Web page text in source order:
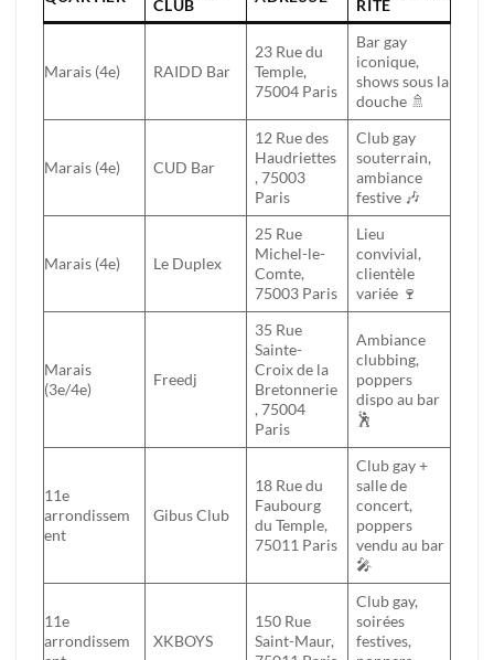
CLUB
RITÉ
Marais (4e) RAIDD Bar
23 Rue du
Temple,
75004 Paris
Bar gay
iconique,
shows sous la
douche 🚿
Marais (4e) CUD Bar
12 Rue des
Haudriettes
, 75003
Paris
Club gay
souterrain,
ambiance
festive 🎶
Marais (4e) Le Duplex
25 Rue
Michel-le-
Comte,
75003 Paris
Lieu
convivial,
clientèle
variée 🍷
Marais
(3e/4e)
Freedj
35 Rue
Sainte-
Croix de la
Bretonnerie
, 75004
Paris
Ambiance
clubbing,
poppers
dispo au bar
🕺
11e
arrondissem
ent
Gibus Club
18 Rue du
Faubourg
du Temple,
75011 Paris
Club gay +
salle de
concert,
poppers
vendu au bar
🎤
11e
arrondissem
XKBOYS
150 Rue
Saint-Maur,
Club gay,
soirées
festives,